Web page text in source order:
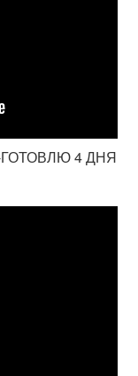
4 ДНЯ